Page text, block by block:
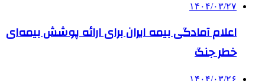
۱۴۰۴/۰۳/۲۷
اعلام آمادگی بیمه ایران برای ارائه پوشش بیمه‌ای
خطر جنگ
۱۴۰۴/۰۳/۲۶